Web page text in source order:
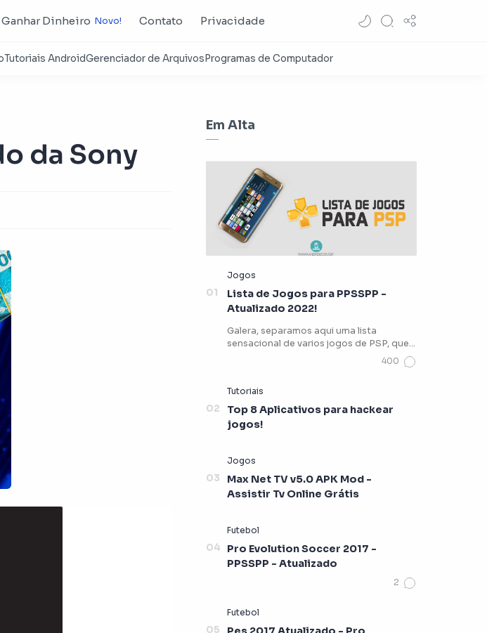
Ganhar Dinheiro Contato Privacidade
da Sony
Em Alta
Lista de Jogos para PPSSPP -
Atualizado 2022!
Galera, separamos aqui uma lista
sensacional de varios jogos de PSP, que
Top 8 Aplicativos para hackear
jogos!
Max Net TV v5.0 APK Mod -
Assistir Tv Online Grátis
Pro Evolution Soccer 2017 -
PPSSPP - Atualizado